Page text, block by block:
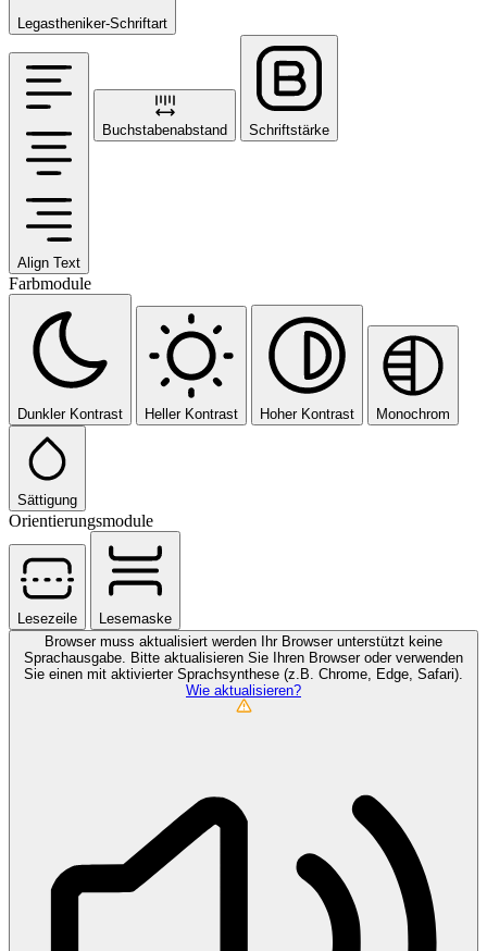
Legastheniker-Schriftart
Align Text
Buchstabenabstand Schriftstärke
Farbmodule
Dunkler Kontrast Heller Kontrast Hoher Kontrast Monochrom
Sättigung
Orientierungsmodule
Lesezeile
Lesemaske
Browser muss aktualisiert werden
Ihr Browser unterstützt keine
Sprachausgabe. Bitte aktualisieren Sie Ihren Browser oder verwenden
Sie einen mit aktivierter Sprachsynthese (z.B. Chrome, Edge, Safari).
Wie aktualisieren?